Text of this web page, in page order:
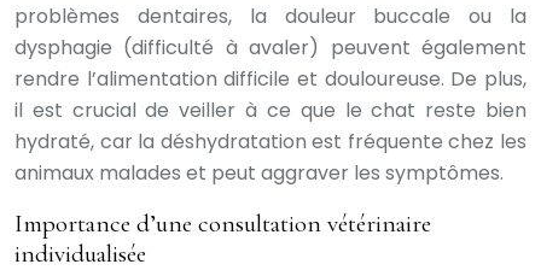
problèmes dentaires, la douleur buccale ou la
dysphagie (difficulté à avaler) peuvent également
rendre l’alimentation difficile et douloureuse. De plus,
il est crucial de veiller à ce que le chat reste bien
hydraté, car la déshydratation est fréquente chez les
animaux malades et peut aggraver les symptômes.
Importance d’une consultation vétérinaire
individualisée